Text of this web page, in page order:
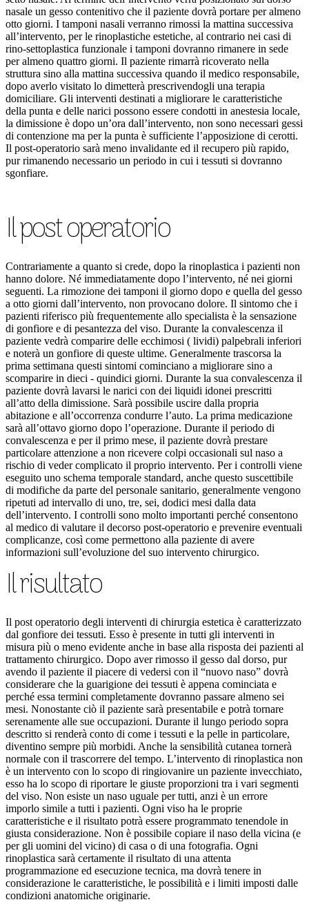
nasale un gesso contenitivo che il paziente dovrà portare per almeno
otto giorni. I tamponi nasali verranno rimossi la mattina successiva
all’intervento, per le rinoplastiche estetiche, al contrario nei casi di
rino-settoplastica funzionale i tamponi dovranno rimanere in sede
per almeno quattro giorni. Il paziente rimarrà ricoverato nella
struttura sino alla mattina successiva quando il medico responsabile,
dopo averlo visitato lo dimetterà prescrivendogli una terapia
domiciliare. Gli interventi destinati a migliorare le caratteristiche
della punta e delle narici possono essere condotti in anestesia locale,
la dimissione è dopo un’ora dall’intervento, non sono necessari gessi
di contenzione ma per la punta è sufficiente l’apposizione di cerotti.
Il post-operatorio sarà meno invalidante ed il recupero più rapido,
pur rimanendo necessario un periodo in cui i tessuti si dovranno
sgonfiare.
Il post operatorio
Contrariamente a quanto si crede, dopo la rinoplastica i pazienti non
hanno dolore. Né immediatamente dopo l’intervento, né nei giorni
seguenti. La rimozione dei tamponi il giorno dopo e quella del gesso
a otto giorni dall’intervento, non provocano dolore. Il sintomo che i
pazienti riferisco più frequentemente allo specialista è la sensazione
di gonfiore e di pesantezza del viso. Durante la convalescenza il
paziente vedrà comparire delle ecchimosi ( lividi) palpebrali inferiori
e noterà un gonfiore di queste ultime. Generalmente trascorsa la
prima settimana questi sintomi cominciano a migliorare sino a
scomparire in dieci - quindici giorni. Durante la sua convalescenza il
paziente dovrà lavarsi le narici con dei liquidi idonei prescritti
all’atto della dimissione. Sarà possibile uscire dalla propria
abitazione e all’occorrenza condurre l’auto. La prima medicazione
sarà all’ottavo giorno dopo l’operazione. Durante il periodo di
convalescenza e per il primo mese, il paziente dovrà prestare
particolare attenzione a non ricevere colpi occasionali sul naso a
rischio di veder complicato il proprio intervento. Per i controlli viene
eseguito uno schema temporale standard, anche questo suscettibile
di modifiche da parte del personale sanitario, generalmente vengono
ripetuti ad intervallo di uno, tre, sei, dodici mesi dalla data
dell’intervento. I controlli sono molto importanti perché consentono
al medico di valutare il decorso post-operatorio e prevenire eventuali
complicanze, così come permettono alla paziente di avere
informazioni sull’evoluzione del suo intervento chirurgico.
Il risultato
Il post operatorio degli interventi di chirurgia estetica è caratterizzato
dal gonfiore dei tessuti. Esso è presente in tutti gli interventi in
misura più o meno evidente anche in base alla risposta dei pazienti al
trattamento chirurgico. Dopo aver rimosso il gesso dal dorso, pur
avendo il paziente il piacere di vedersi con il “nuovo naso” dovrà
considerare che la guarigione dei tessuti è appena cominciata e
perché essa termini completamente dovranno passare almeno sei
mesi. Nonostante ciò il paziente sarà presentabile e potrà tornare
serenamente alle sue occupazioni. Durante il lungo periodo sopra
descritto si renderà conto di come i tessuti e la pelle in particolare,
diventino sempre più morbidi. Anche la sensibilità cutanea tornerà
normale con il trascorrere del tempo. L’intervento di rinoplastica non
è un intervento con lo scopo di ringiovanire un paziente invecchiato,
esso ha lo scopo di riportare le giuste proporzioni tra i vari segmenti
del viso. Non esiste un naso uguale per tutti, anzi è un errore
imporlo simile a tutti i pazienti. Ogni viso ha le proprie
caratteristiche e il risultato potrà essere programmato tenendole in
giusta considerazione. Non è possibile copiare il naso della vicina (e
per gli uomini del vicino) di casa o di una fotografia. Ogni
rinoplastica sarà certamente il risultato di una attenta
programmazione ed esecuzione tecnica, ma dovrà tenere in
considerazione le caratteristiche, le possibilità e i limiti imposti dalle
condizioni anatomiche originarie.